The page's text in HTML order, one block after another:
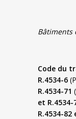
Bâtiments
Code du
R.4534-6
R.4534-71
et R.4534-
R.4534-82